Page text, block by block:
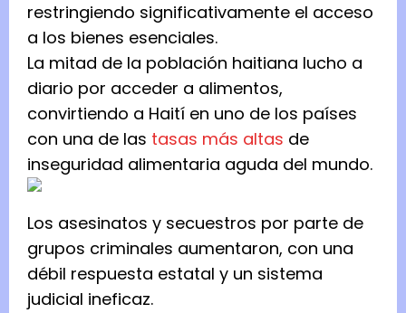
restringiendo significativamente el acceso
a los bienes esenciales.
La mitad de la población haitiana lucho a
diario por acceder a alimentos,
convirtiendo a Haití en uno de los países
con una de las tasas más altas de
inseguridad alimentaria aguda del mundo.
Los asesinatos y secuestros por parte de
grupos criminales aumentaron, con una
débil respuesta estatal y un sistema
judicial ineficaz.